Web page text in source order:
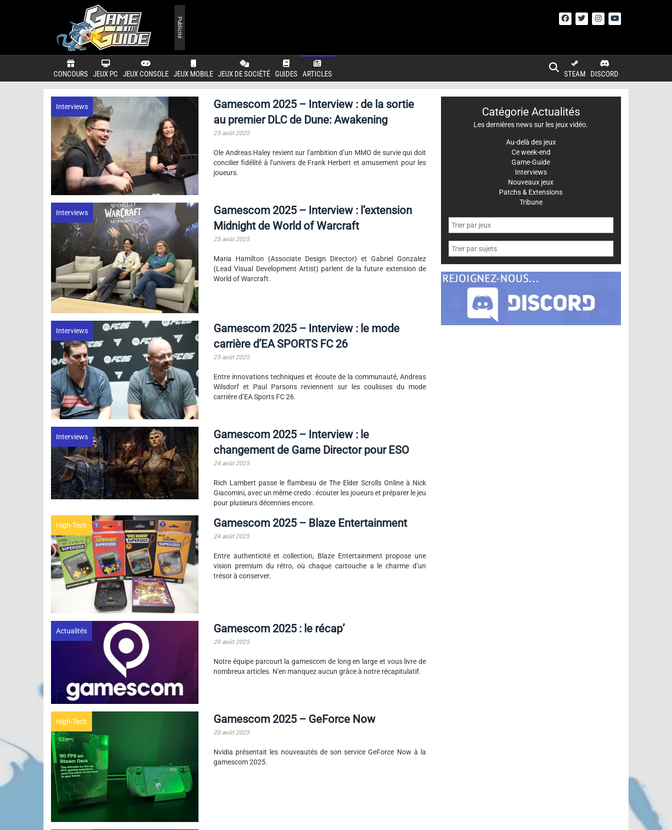
CONCOURS JEUX PC JEUX CONSOLE JEUX MOBILE JEUX DE SOCIÉTÉ GUIDES ARTICLES DISCORD
STEAM
Publicité
Interviews
Gamescom 2025 – Interview : de la sortie
au premier DLC de Dune: Awakening
25 août 2025
Ole Andreas Haley revient sur l’ambition d’un MMO de survie qui doit
concilier fidélité à l’univers de Frank Herbert et amusement pour les
joueurs.
Interviews
Gamescom 2025 – Interview : l’extension
Midnight de World of Warcraft
25 août 2025
Maria Hamilton (Associate Design Director) et Gabriel Gonzalez
(Lead Visual Development Artist) parlent de la future extension de
World of Warcraft.
Interviews
Gamescom 2025 – Interview : le mode
carrière d’EA SPORTS FC 26
25 août 2025
Entre innovations techniques et écoute de la communauté, Andreas
Wilsdorf et Paul Parsons reviennent sur les coulisses du mode
carrière d’EA Sports FC 26.
Interviews
Gamescom 2025 – Interview : le
changement de Game Director pour ESO
24 août 2025
Rich Lambert passe le flambeau de The Elder Scrolls Online à Nick
Giacomini, avec un même credo : écouter les joueurs et préparer le jeu
pour plusieurs décennies encore.
High-Tech Gamescom 2025 – Blaze Entertainment
24 août 2025
Entre authenticité et collection, Blaze Entertainment propose une
vision premium du rétro, où chaque cartouche a le charme d’un
trésor à conserver.
Actualités Gamescom 2025 : le récap’
20 août 2025
Notre équipe parcourt la gamescom de long en large et vous livre de
nombreux articles. N'en manquez aucun grâce à notre récapitulatif.
High-Tech Gamescom 2025 – GeForce Now
20 août 2025
Nvidia présentait les nouveautés de son service GeForce Now à la
gamescom 2025.
Catégorie Actualités
Les dernières news sur les jeux vidéo.
Au-delà des jeux
Ce week-end
Game-Guide
Interviews
Nouveaux jeux
Patchs & Extensions
Tribune